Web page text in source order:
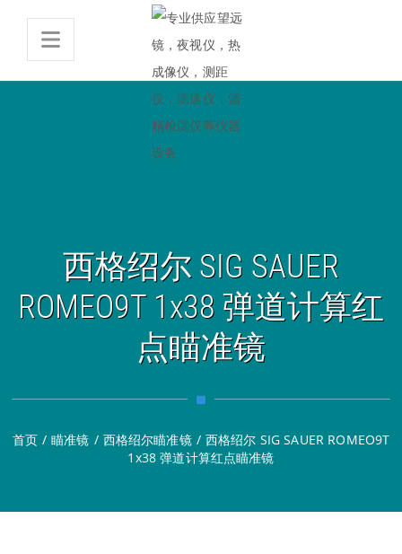
西格绍尔 SIG SAUER
ROMEO9T 1x38 弹道计算红
点瞄准镜
首页 / 瞄准镜 / 西格绍尔瞄准镜 / 西格绍尔 SIG SAUER ROMEO9T
1x38 弹道计算红点瞄准镜